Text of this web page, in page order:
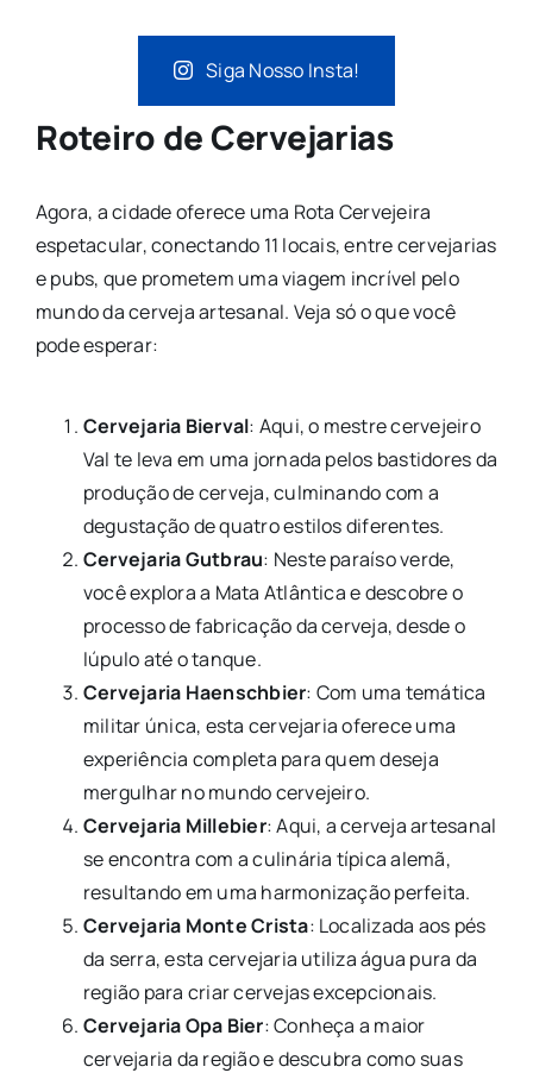
Siga Nosso Insta!
Roteiro de Cervejarias
Agora, a cidade oferece uma Rota Cervejeira
espetacular, conectando 11 locais, entre cervejarias
e pubs, que prometem uma viagem incrível pelo
mundo da cerveja artesanal. Veja só o que você
pode esperar:
Cervejaria Bierval: Aqui, o mestre cervejeiro
Val te leva em uma jornada pelos bastidores da
produção de cerveja, culminando com a
degustação de quatro estilos diferentes.
Cervejaria Gutbrau: Neste paraíso verde,
você explora a Mata Atlântica e descobre o
processo de fabricação da cerveja, desde o
lúpulo até o tanque.
Cervejaria Haenschbier: Com uma temática
militar única, esta cervejaria oferece uma
experiência completa para quem deseja
mergulhar no mundo cervejeiro.
Cervejaria Millebier: Aqui, a cerveja artesanal
se encontra com a culinária típica alemã,
resultando em uma harmonização perfeita.
Cervejaria Monte Crista: Localizada aos pés
da serra, esta cervejaria utiliza água pura da
região para criar cervejas excepcionais.
Cervejaria Opa Bier: Conheça a maior
cervejaria da região e descubra como suas